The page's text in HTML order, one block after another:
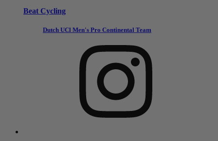
Beat Cycling
Dutch UCl Men's Pro Continental Team